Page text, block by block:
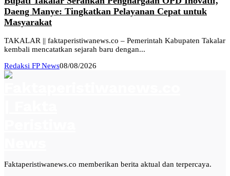
Daeng Manye: Tingkatkan Pelayanan Cepat untuk
Masyarakat
TAKALAR || faktaperistiwanews.co – Pemerintah Kabupaten Takalar
kembali mencatatkan sejarah baru dengan...
Redaksi FP News08/08/2026
Faktaperistiwanews.co memberikan berita aktual dan terpercaya.